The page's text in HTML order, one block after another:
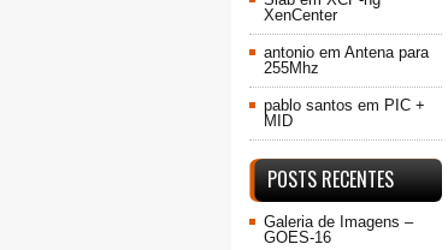
XenCenter
antonio em Antena para
255Mhz
pablo santos em PIC +
MID
POSTS RECENTES
Galeria de Imagens –
GOES-16